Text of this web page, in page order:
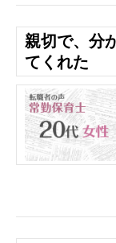
親切で、分
てくれた